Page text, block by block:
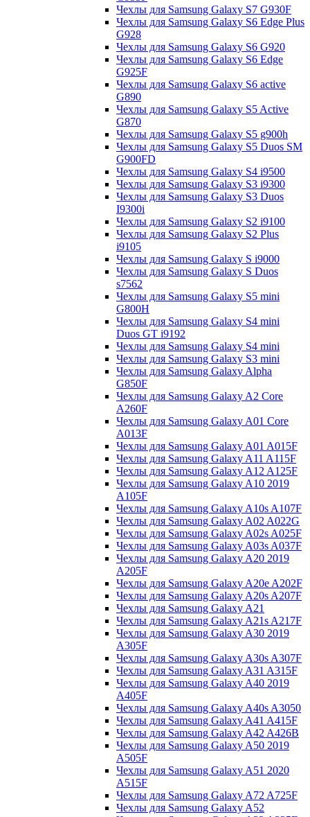
Чехлы для Samsung Galaxy S7 G930F
Чехлы для Samsung Galaxy S6 Edge Plus
G928
Чехлы для Samsung Galaxy S6 G920
Чехлы для Samsung Galaxy S6 Edge
G925F
Чехлы для Samsung Galaxy S6 active
G890
Чехлы для Samsung Galaxy S5 Active
G870
Чехлы для Samsung Galaxy S5 g900h
Чехлы для Samsung Galaxy S5 Duos SM
G900FD
Чехлы для Samsung Galaxy S4 i9500
Чехлы для Samsung Galaxy S3 i9300
Чехлы для Samsung Galaxy S3 Duos
I9300i
Чехлы для Samsung Galaxy S2 i9100
Чехлы для Samsung Galaxy S2 Plus
i9105
Чехлы для Samsung Galaxy S i9000
Чехлы для Samsung Galaxy S Duos
s7562
Чехлы для Samsung Galaxy S5 mini
G800H
Чехлы для Samsung Galaxy S4 mini
Duos GT i9192
Чехлы для Samsung Galaxy S4 mini
Чехлы для Samsung Galaxy S3 mini
Чехлы для Samsung Galaxy Alpha
G850F
Чехлы для Samsung Galaxy A2 Core
A260F
Чехлы для Samsung Galaxy A01 Core
A013F
Чехлы для Samsung Galaxy A01 A015F
Чехлы для Samsung Galaxy A11 A115F
Чехлы для Samsung Galaxy A12 A125F
Чехлы для Samsung Galaxy A10 2019
A105F
Чехлы для Samsung Galaxy A10s A107F
Чехлы для Samsung Galaxy A02 A022G
Чехлы для Samsung Galaxy A02s A025F
Чехлы для Samsung Galaxy A03s A037F
Чехлы для Samsung Galaxy A20 2019
A205F
Чехлы для Samsung Galaxy A20e A202F
Чехлы для Samsung Galaxy A20s A207F
Чехлы для Samsung Galaxy A21
Чехлы для Samsung Galaxy A21s A217F
Чехлы для Samsung Galaxy A30 2019
A305F
Чехлы для Samsung Galaxy A30s A307F
Чехлы для Samsung Galaxy A31 A315F
Чехлы для Samsung Galaxy A40 2019
A405F
Чехлы для Samsung Galaxy A40s A3050
Чехлы для Samsung Galaxy A41 A415F
Чехлы для Samsung Galaxy A42 A426B
Чехлы для Samsung Galaxy A50 2019
A505F
Чехлы для Samsung Galaxy A51 2020
A515F
Чехлы для Samsung Galaxy A72 A725F
Чехлы для Samsung Galaxy A52